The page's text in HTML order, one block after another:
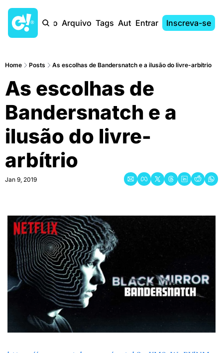
Início Arquivo Tags AutoresEntrar Inscreva-se
Home Posts As escolhas de Bandersnatch e a ilusão do livre-arbítrio
As escolhas de
Bandersnatch e a
ilusão do livre-
arbítrio
Jan 9, 2019